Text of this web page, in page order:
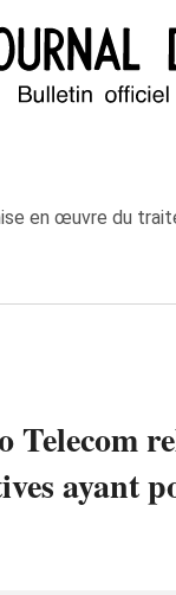
en œuvre du
Telecom
ayant